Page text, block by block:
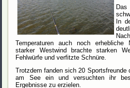
In
Temperaturen auch noch erhebliche
starker Westwind brachte starken
Fehlwürfe und verfitzte Schnüre.
Trotzdem fanden sich 20 Sportsfreunde
am See ein und versuchten ihr
Ergebnisse zu erzielen.